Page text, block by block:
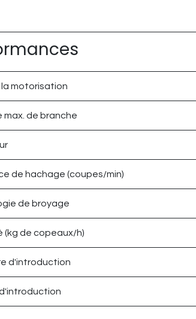
la motorisation
max. de branche
de hachage (coupes/min)
de broyage
(kg de copeaux/h)
d'introduction